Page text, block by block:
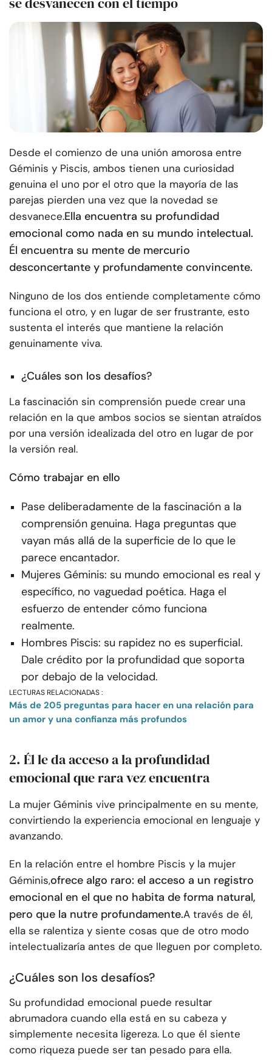
Desde el comienzo de una unión amorosa entre
Géminis y Piscis, ambos tienen una curiosidad
genuina el uno por el otro que la mayoría de las
parejas pierden una vez que la novedad se
desvanece.Ella encuentra su profundidad
emocional como nada en su mundo intelectual.
Él encuentra su mente de mercurio
desconcertante y profundamente convincente.
Ninguno de los dos entiende completamente cómo
funciona el otro, y en lugar de ser frustrante, esto
sustenta el interés que mantiene la relación
genuinamente viva.
¿Cuáles son los desafíos?
La fascinación sin comprensión puede crear una
relación en la que ambos socios se sientan atraídos
por una versión idealizada del otro en lugar de por
la versión real.
Cómo trabajar en ello
Pase deliberadamente de la fascinación a la
comprensión genuina. Haga preguntas que
vayan más allá de la superficie de lo que le
parece encantador.
Mujeres Géminis: su mundo emocional es real y
específico, no vaguedad poética. Haga el
esfuerzo de entender cómo funciona
realmente.
Hombres Piscis: su rapidez no es superficial.
Dale crédito por la profundidad que soporta
por debajo de la velocidad.
LECTURAS RELACIONADAS :
Más de 205 preguntas para hacer en una relación para
un amor y una confianza más profundos
2. Él le da acceso a la profundidad
emocional que rara vez encuentra
La mujer Géminis vive principalmente en su mente,
convirtiendo la experiencia emocional en lenguaje y
avanzando.
En la relación entre el hombre Piscis y la mujer
Géminis,ofrece algo raro: el acceso a un registro
emocional en el que no habita de forma natural,
pero que la nutre profundamente.A través de él,
ella se ralentiza y siente cosas que de otro modo
intelectualizaría antes de que lleguen por completo.
¿Cuáles son los desafíos?
Su profundidad emocional puede resultar
abrumadora cuando ella está en su cabeza y
simplemente necesita ligereza. Lo que él siente
como riqueza puede ser tan pesado para ella.